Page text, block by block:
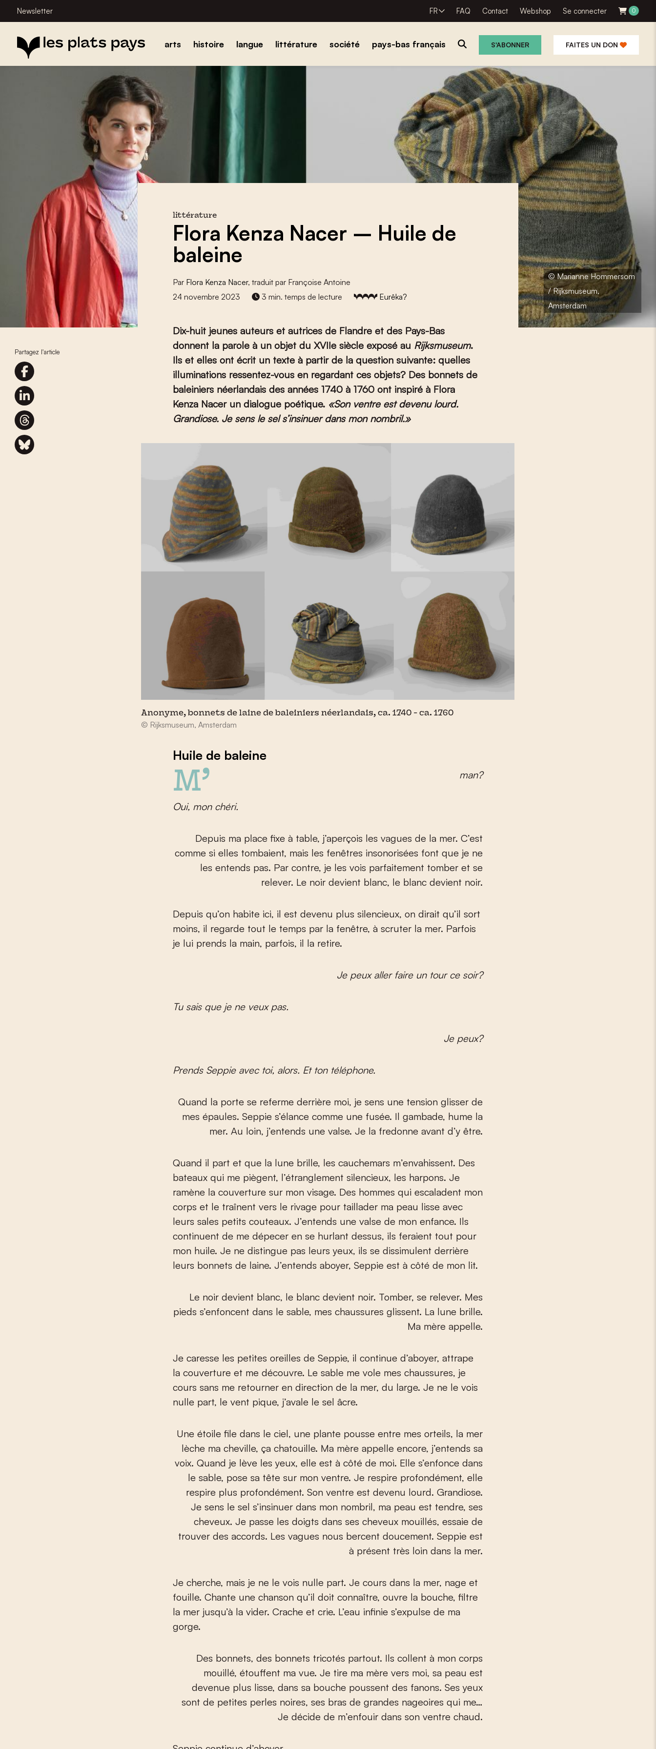
Newsletter FR FAQ Contact Webshop Se connecter 0
arts histoire langue littérature société pays-bas français S'ABONNER FAITES UN DON
© Marianne Hommersom
/ Rijksmuseum,
Amsterdam
Partagez l'article
littérature
Flora Kenza Nacer – Huile de
baleine
Par Flora Kenza Nacer, traduit par Françoise Antoine
24 novembre 2023
3 min. temps de lecture Eurêka?
Dix-huit jeunes auteurs et autrices de Flandre et des Pays-Bas
donnent la parole à un objet du XVIIesiècle exposé au Rijksmuseum.
Ils et elles ont écrit un texte à partir de la question suivante: quelles
illuminations ressentez-vous en regardant ces objets? Des bonnets de
baleiniers néerlandais des années 1740 à 1760 ont inspiré à Flora
Kenza Nacer un dialogue poétique. «Son ventre est devenu lourd.
Grandiose. Je sens le sel s’insinuer dans mon nombril.»
Anonyme, bonnets de laine de baleiniers néerlandais, ca. 1740 - ca. 1760
© Rijksmuseum, Amsterdam
Huile de baleine
M’man?
Oui, mon chéri.
Depuis ma place fixe à table, j’aperçois les vagues de la mer. C’est
comme si elles tombaient, mais les fenêtres insonorisées font que je ne
les entends pas. Par contre, je les vois parfaitement tomber et se
relever. Le noir devient blanc, le blanc devient noir.
Depuis qu’on habite ici, il est devenu plus silencieux, on dirait qu’il sort
moins, il regarde tout le temps par la fenêtre, à scruter la mer. Parfois
je lui prends la main, parfois, il la retire.
Je peux aller faire un tour ce soir?
Tu sais que je ne veux pas.
Je peux?
Prends Seppie avec toi, alors. Et ton téléphone.
Quand la porte se referme derrière moi, je sens une tension glisser de
mes épaules. Seppie s’élance comme une fusée. Il gambade, hume la
mer. Au loin, j’entends une valse. Je la fredonne avant d’y être.
Quand il part et que la lune brille, les cauchemars m’envahissent. Des
bateaux qui me piègent, l’étranglement silencieux, les harpons. Je
ramène la couverture sur mon visage. Des hommes qui escaladent mon
corps et le traînent vers le rivage pour taillader ma peau lisse avec
leurs sales petits couteaux. J’entends une valse de mon enfance. Ils
continuent de me dépecer en se hurlant dessus, ils feraient tout pour
mon huile. Je ne distingue pas leurs yeux, ils se dissimulent derrière
leurs bonnets de laine. J’entends aboyer, Seppie est à côté de mon lit.
Le noir devient blanc, le blanc devient noir. Tomber, se relever. Mes
pieds s’enfoncent dans le sable, mes chaussures glissent. La lune brille.
Ma mère appelle.
Je caresse les petites oreilles de Seppie, il continue d’aboyer, attrape
la couverture et me découvre. Le sable me vole mes chaussures, je
cours sans me retourner en direction de la mer, du large. Je ne le vois
nulle part, le vent pique, j’avale le sel âcre.
Une étoile file dans le ciel, une plante pousse entre mes orteils, la mer
lèche ma cheville, ça chatouille. Ma mère appelle encore, j’entends sa
voix. Quand je lève les yeux, elle est à côté de moi. Elle s’enfonce dans
le sable, pose sa tête sur mon ventre. Je respire profondément, elle
respire plus profondément. Son ventre est devenu lourd. Grandiose.
Je sens le sel s’insinuer dans mon nombril, ma peau est tendre, ses
cheveux. Je passe les doigts dans ses cheveux mouillés, essaie de
trouver des accords. Les vagues nous bercent doucement. Seppie est
à présent très loin dans la mer.
Je cherche, mais je ne le vois nulle part. Je cours dans la mer, nage et
fouille. Chante une chanson qu’il doit connaître, ouvre la bouche, filtre
la mer jusqu’à la vider. Crache et crie. L’eau infinie s’expulse de ma
gorge.
Des bonnets, des bonnets tricotés partout. Ils collent à mon corps
mouillé, étouffent ma vue. Je tire ma mère vers moi, sa peau est
devenue plus lisse, dans sa bouche poussent des fanons. Ses yeux
sont de petites perles noires, ses bras de grandes nageoires qui me…
Je décide de m’enfouir dans son ventre chaud.